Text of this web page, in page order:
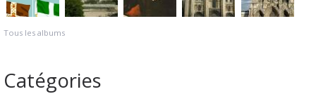
Tous les albums
Catégories